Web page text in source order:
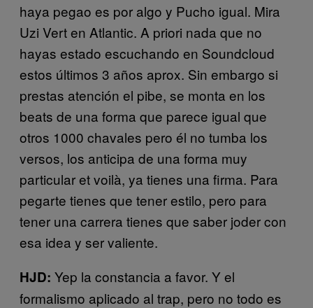
haya pegao es por algo y Pucho igual. Mira
Uzi Vert en Atlantic. A priori nada que no
hayas estado escuchando en Soundcloud
estos últimos 3 años aprox. Sin embargo si
prestas atención el pibe, se monta en los
beats de una forma que parece igual que
otros 1000 chavales pero él no tumba los
versos, los anticipa de una forma muy
particular et voilà, ya tienes una firma. Para
pegarte tienes que tener estilo, pero para
tener una carrera tienes que saber joder con
esa idea y ser valiente.
HJD: Yep la constancia a favor. Y el
formalismo aplicado al trap, pero no todo es